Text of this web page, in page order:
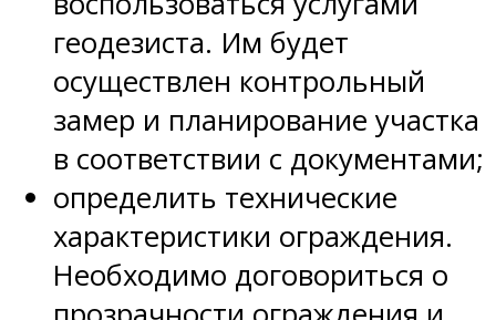
геодезиста. Им будет
осуществлен контрольный
замер и планирование участка
в соответствии с документами;
определить технические
характеристики ограждения.
Необходимо договориться о